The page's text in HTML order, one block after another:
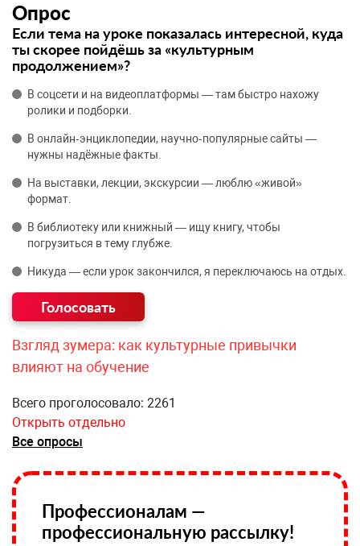
Опрос
Если тема на уроке показалась интересной, куда
ты скорее пойдёшь за «культурным
продолжением»?
В соцсети и на видеоплатформы — там быстро нахожу
ролики и подборки.
В онлайн‑энциклопедии, научно‑популярные сайты —
нужны надёжные факты.
На выставки, лекции, экскурсии — люблю «живой»
формат.
В библиотеку или книжный — ищу книгу, чтобы
погрузиться в тему глубже.
Никуда — если урок закончился, я переключаюсь на отдых.
Взгляд зумера: как культурные привычки
влияют на обучение
Всего проголосовало: 2261
Открыть отдельно
Все опросы
Профессионалам —
профессиональную рассылку!